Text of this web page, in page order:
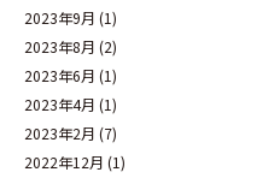
2023年9月 (1)
2023年8月 (2)
2023年6月 (1)
2023年4月 (1)
2023年2月 (7)
2022年12月 (1)